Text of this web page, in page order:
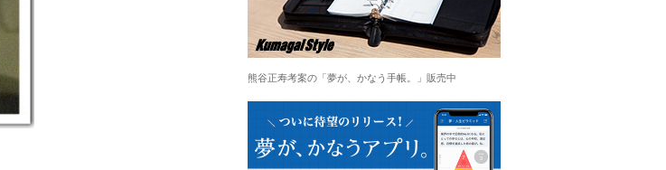
熊谷正寿考案の「夢が、かなう手帳。」販売中